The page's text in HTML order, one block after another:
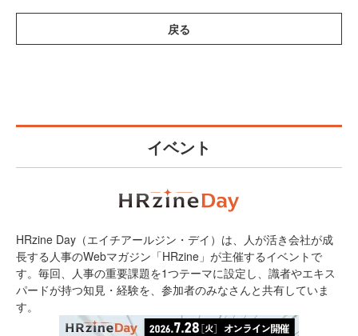
戻る
イベント
HRzine Day（エイチアールジン・デイ）は、人が活き会社が成
長する人事のWebマガジン「HRzine」が主催するイベントで
す。毎回、人事の重要課題を1つテーマに設定し、識者やエキス
パードが持つ知見・経験を、参加者のみなさんと共有していま
す。